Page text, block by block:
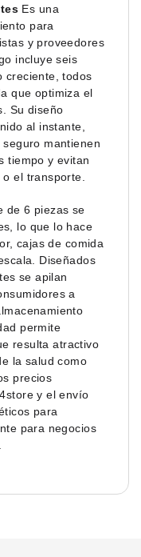
Es una
para
y proveedores
incluye seis
creciente, todos
que optimiza el
Su diseño
al instante,
mantienen
tiempo y evitan
el transporte.
de 6 piezas se
lo que lo hace
cajas de comida
Diseñados
se apilan
a
permite
resulta atractivo
la salud como
precios
y el envío
para
para negocios